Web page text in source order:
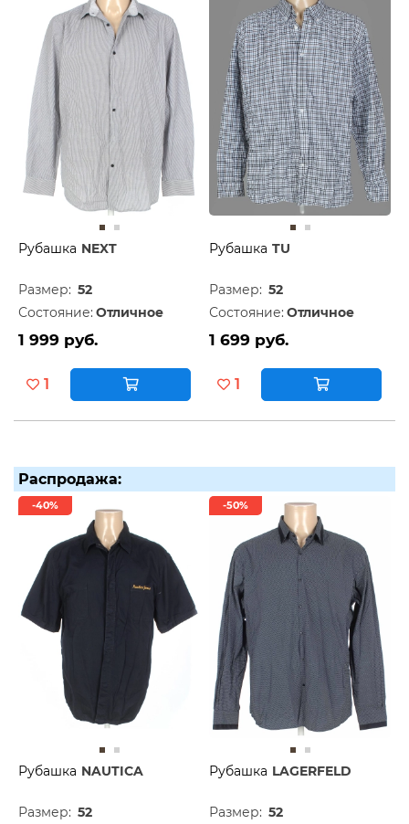
Рубашка NEXT
Размер: 52
Состояние: Отличное
1 999 руб.
1
Рубашка TU
Размер: 52
Состояние: Отличное
1 699 руб.
1
Распродажа:
-40%
Рубашка NAUTICA
Размер: 52
-50%
Рубашка LAGERFELD
Размер: 52